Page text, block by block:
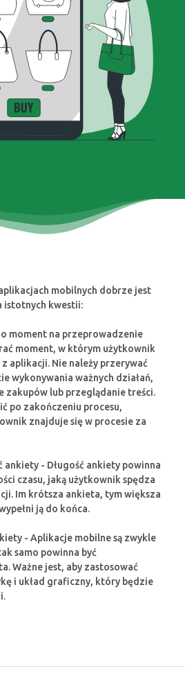
mobilnych dobrze jest
istotnych kwestii:
moment na przeprowadzenie
moment, w którym użytkownik
aplikacji. Nie należy przerywać
wykonywania ważnych działań,
zakupów lub przeglądanie treści.
po zakończeniu procesu,
znajduje się w procesie za
ankiety - Długość ankiety powinna
czasu, jaką użytkownik spędza
Im krótsza ankieta, tym większa
ją do końca.
- Aplikacje mobilne są zwykle
samo powinna być
Ważne jest, aby zastosować
i układ graficzny, który będzie